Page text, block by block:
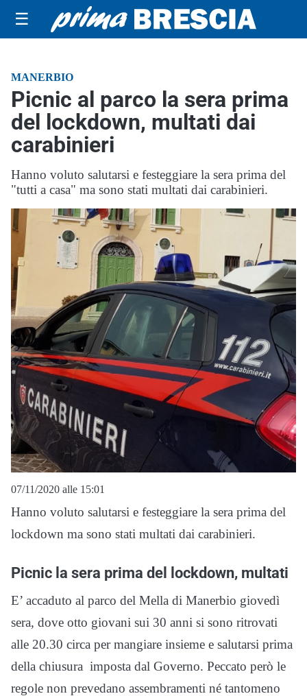
☰
MANERBIO
Picnic al parco la sera prima
del lockdown, multati dai
carabinieri
Hanno voluto salutarsi e festeggiare la sera prima del
"tutti a casa" ma sono stati multati dai carabinieri.
07/11/2020 alle 15:01
Hanno voluto salutarsi e festeggiare la sera prima del
lockdown ma sono stati multati dai carabinieri.
Picnic la sera prima del lockdown, multati
E’ accaduto al parco del Mella di Manerbio giovedì
sera, dove otto giovani sui 30 anni si sono ritrovati
alle 20.30 circa per mangiare insieme e salutarsi prima
della chiusura imposta dal Governo. Peccato però le
regole non prevedano assembramenti né tantomeno